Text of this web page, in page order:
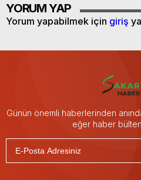
YORUM YAP
Yorum yapabilmek için giriş
Günün önemli haberlerinden
eğer haber